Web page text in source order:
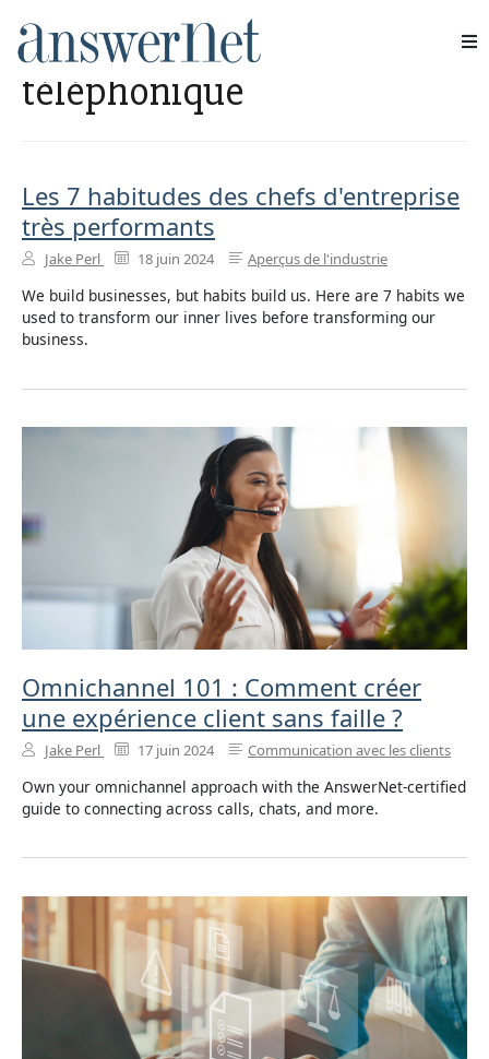
Services
Ressources
À propos de nous
Nous contacter
Service de réponse
téléphonique
Les 7 habitudes des chefs d'entreprise
très performants
Jake Perl 18 juin 2024 Aperçus de l'industrie
We build businesses, but habits build us. Here are 7 habits we
used to transform our inner lives before transforming our
business.
Omnichannel 101 : Comment créer
une expérience client sans faille ?
Jake Perl 17 juin 2024 Communication avec les clients
Own your omnichannel approach with the AnswerNet-certified
guide to connecting across calls, chats, and more.